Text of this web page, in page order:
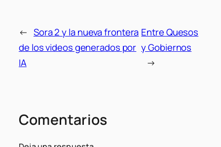
← Sora 2 y la nueva frontera
de los videos generados por
IA
Entre Quesos
y Gobiernos
→
Comentarios